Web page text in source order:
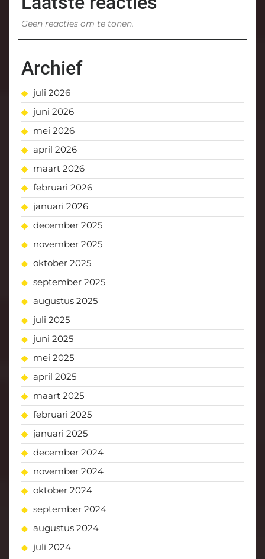
Geen reacties om te tonen.
Archief
juli 2026
juni 2026
mei 2026
april 2026
maart 2026
februari 2026
januari 2026
december 2025
november 2025
oktober 2025
september 2025
augustus 2025
juli 2025
juni 2025
mei 2025
april 2025
maart 2025
februari 2025
januari 2025
december 2024
november 2024
oktober 2024
september 2024
augustus 2024
juli 2024